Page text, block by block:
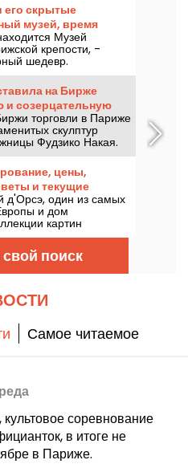
скрытые
музей, время
Музей
крепости, -
шедевр.
Жиро для
года, этот музей
вход в него
не
на Бирже
и созерцательную
торговли в Париже
скулптур
Фудзико Накая.
приходите, чтобы
и созерцательную
посетителей
густом белом облаке
цены,
и текущие
д'Орсэ, один из самых
и дом
картин
есть все
рекомендации, работы,
выставки,
а также цены и
лучших условиях.
поиск
Самое читаемое
соревнование
в итоге не
в Париже.